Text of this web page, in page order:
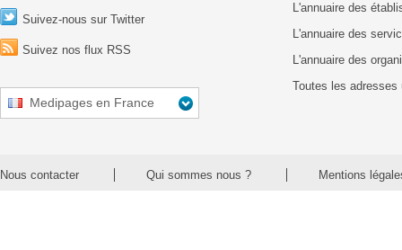
Suivez-nous sur Twitter
Suivez nos flux RSS
Medipages en France
L'annuaire des
L'annuaire des
L'annuaire des
Toutes les adresses
Nous contacter Qui sommes nous ? Mentions